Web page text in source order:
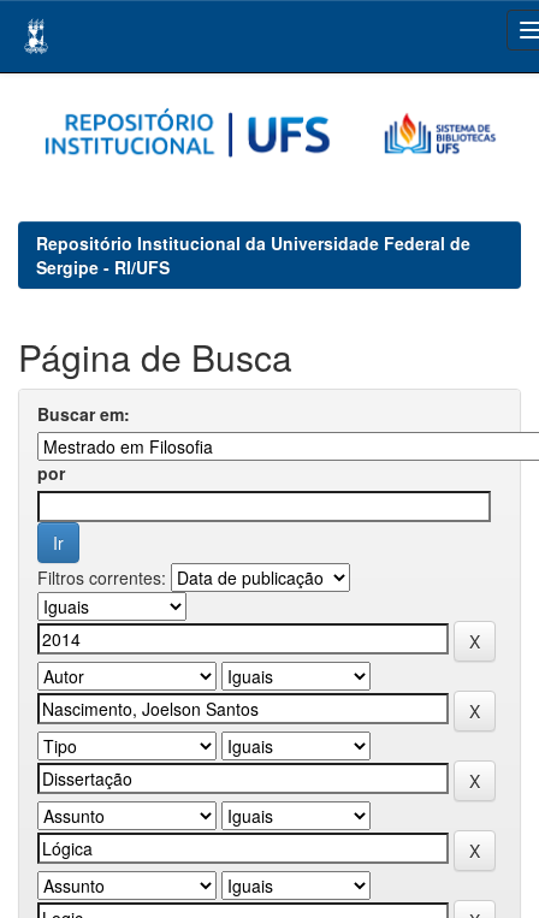
navigation
Repositório Institucional da Universidade Federal de
Sergipe - RI/UFS
Página de Busca
Buscar em:
por
Filtros correntes: